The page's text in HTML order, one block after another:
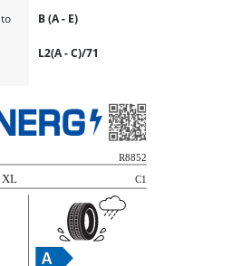
B (A - E)
L2(A - C)/71